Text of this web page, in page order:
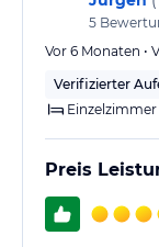
5
Vor 6 Monaten •
Verifizierter
Einzelzimmer
Preis